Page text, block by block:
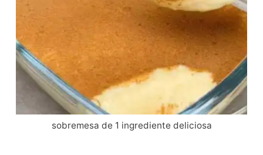
sobremesa de 1 ingrediente deliciosa